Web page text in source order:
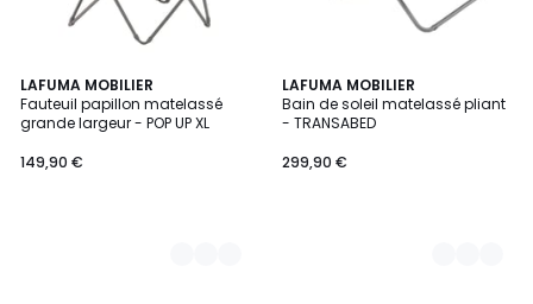
LAFUMA MOBILIER
Fauteuil papillon matelassé
grande largeur - POP UP XL
149,90 €
4
Couleurs
LAFUMA MOBILIER
Bain de soleil matelassé pliant
- TRANSABED
299,90 €
4
Couleurs